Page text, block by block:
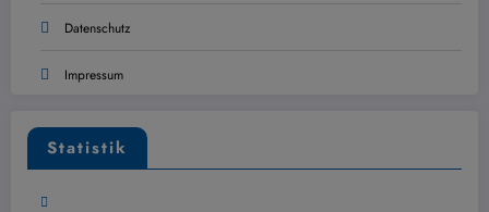
Datenschutz
Impressum
Statistik